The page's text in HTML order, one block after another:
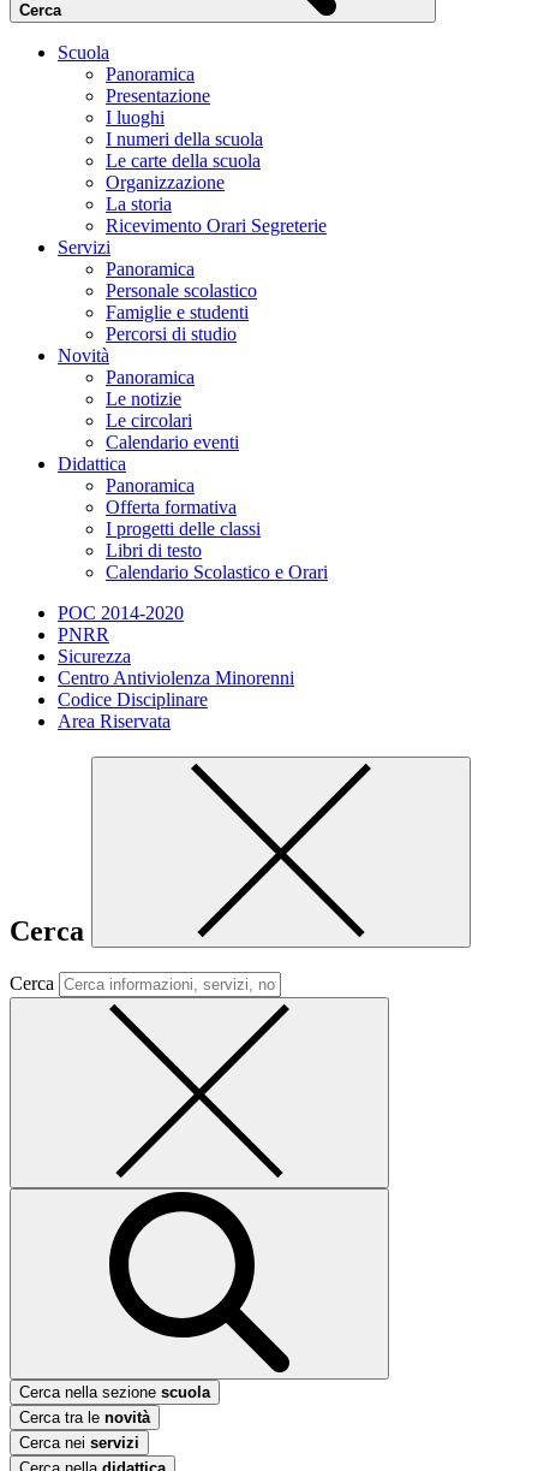
Cerca
Scuola
Panoramica
Presentazione
I luoghi
I numeri della scuola
Le carte della scuola
Organizzazione
La storia
Ricevimento Orari Segreterie
Servizi
Panoramica
Personale scolastico
Famiglie e studenti
Percorsi di studio
Novità
Panoramica
Le notizie
Le circolari
Calendario eventi
Didattica
Panoramica
Offerta formativa
I progetti delle classi
Libri di testo
Calendario Scolastico e Orari
POC 2014-2020
PNRR
Sicurezza
Centro Antiviolenza Minorenni
Codice Disciplinare
Area Riservata
Cerca
Cerca
Cerca nella sezione scuola
Cerca tra le novità
Cerca nei servizi